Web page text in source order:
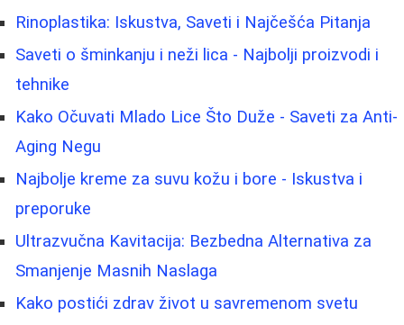
Rinoplastika: Iskustva, Saveti i Najčešća Pitanja
Saveti o šminkanju i neži lica - Najbolji proizvodi i
tehnike
Kako Očuvati Mlado Lice Što Duže - Saveti za Anti-
Aging Negu
Najbolje kreme za suvu kožu i bore - Iskustva i
preporuke
Ultrazvučna Kavitacija: Bezbedna Alternativa za
Smanjenje Masnih Naslaga
Kako postići zdrav život u savremenom svetu